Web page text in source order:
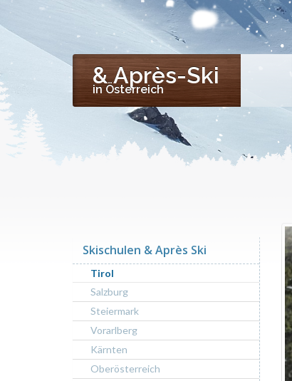
& Après-Ski
in Österreich
Skischulen & Après Ski
Tirol
Salzburg
Steiermark
Vorarlberg
Kärnten
Oberösterreich